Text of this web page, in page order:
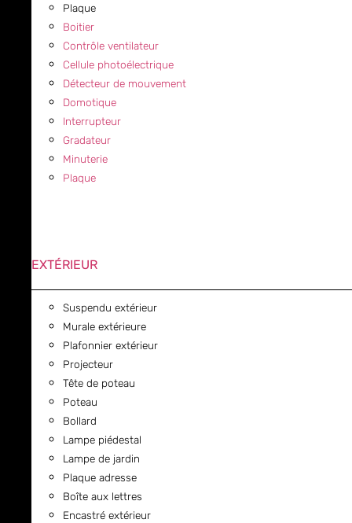
Plaque
Boitier
Contrôle ventilateur
Cellule photoélectrique
Détecteur de mouvement
Domotique
Interrupteur
Gradateur
Minuterie
Plaque
EXTÉRIEUR
Suspendu extérieur
Murale extérieure
Plafonnier extérieur
Projecteur
Tête de poteau
Poteau
Bollard
Lampe piédestal
Lampe de jardin
Plaque adresse
Boîte aux lettres
Encastré extérieur